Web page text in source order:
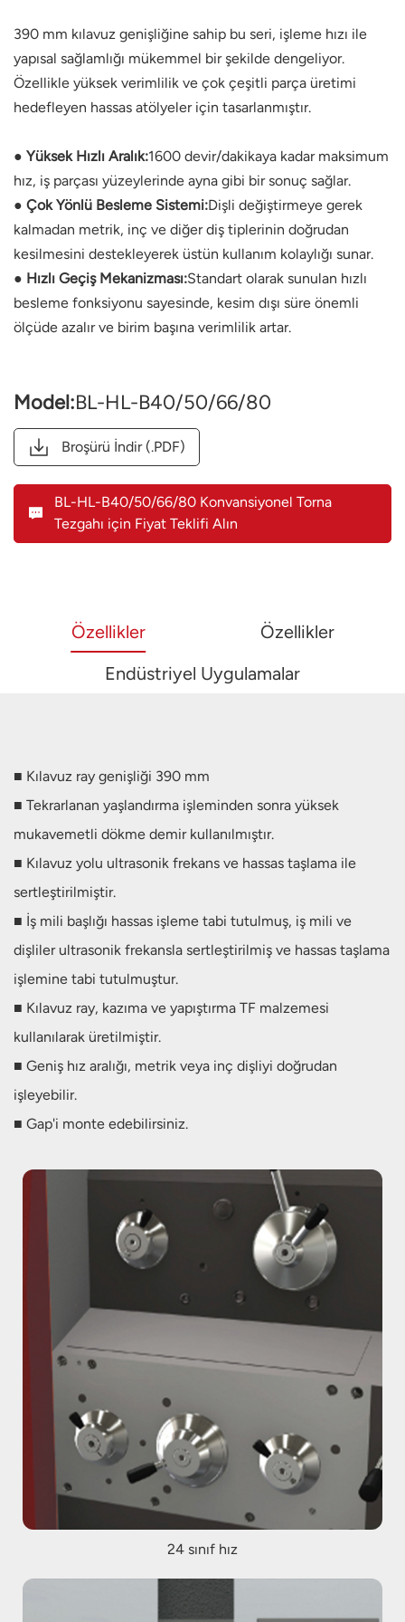
390 mm kılavuz genişliğine sahip bu seri, işleme hızı ile
yapısal sağlamlığı mükemmel bir şekilde dengeliyor.
Özellikle yüksek verimlilik ve çok çeşitli parça üretimi
hedefleyen hassas atölyeler için tasarlanmıştır.
● Yüksek Hızlı Aralık:1600 devir/dakikaya kadar maksimum
hız, iş parçası yüzeylerinde ayna gibi bir sonuç sağlar.
● Çok Yönlü Besleme Sistemi:Dişli değiştirmeye gerek
kalmadan metrik, inç ve diğer diş tiplerinin doğrudan
kesilmesini destekleyerek üstün kullanım kolaylığı sunar.
● Hızlı Geçiş Mekanizması:Standart olarak sunulan hızlı
besleme fonksiyonu sayesinde, kesim dışı süre önemli
ölçüde azalır ve birim başına verimlilik artar.
Model:BL-HL-B40/50/66/80
BL-HL-B40/50/66/80 Konvansiyonel Torna
Tezgahı için Fiyat Teklifi Alın
Broşürü İndir (.PDF)
Özellikler
Özellikler
Endüstriyel Uygulamalar
■ Kılavuz ray genişliği 390 mm
■ Tekrarlanan yaşlandırma işleminden sonra yüksek
mukavemetli dökme demir kullanılmıştır.
■ Kılavuz yolu ultrasonik frekans ve hassas taşlama ile
sertleştirilmiştir.
■ İş mili başlığı hassas işleme tabi tutulmuş, iş mili ve
dişliler ultrasonik frekansla sertleştirilmiş ve hassas taşlama
işlemine tabi tutulmuştur.
■ Kılavuz ray, kazıma ve yapıştırma TF malzemesi
kullanılarak üretilmiştir.
■ Geniş hız aralığı, metrik veya inç dişliyi doğrudan
işleyebilir.
■ Gap'i monte edebilirsiniz.
24 sınıf hız